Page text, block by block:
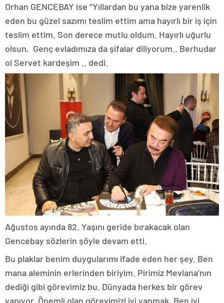
Orhan GENCEBAY ise ‘’Yıllardan bu yana bize yarenlik
eden bu güzel sazımı teslim ettim ama hayırlı bir iş için
teslim ettim. Son derece mutlu oldum. Hayırlı uğurlu
olsun, Genç evladımıza da şifalar diliyorum.. Berhudar
ol Servet kardeşim .. dedi.
Ağustos ayında 82. Yaşını geride bırakacak olan
Gencebay sözlerin şöyle devam etti.
Bu plaklar benim duygularımı ifade eden her şey. Ben
mana aleminin erlerinden biriyim. Pirimiz Mevlana’nın
dediği gibi görevimiz bu. Dünyada herkes bir görev
yapıyor. Önemli olan görevimizi iyi yapmak. Ben iyi